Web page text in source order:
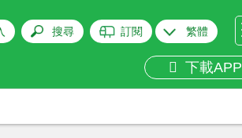
搜尋 訂閱 繁體
下載APP